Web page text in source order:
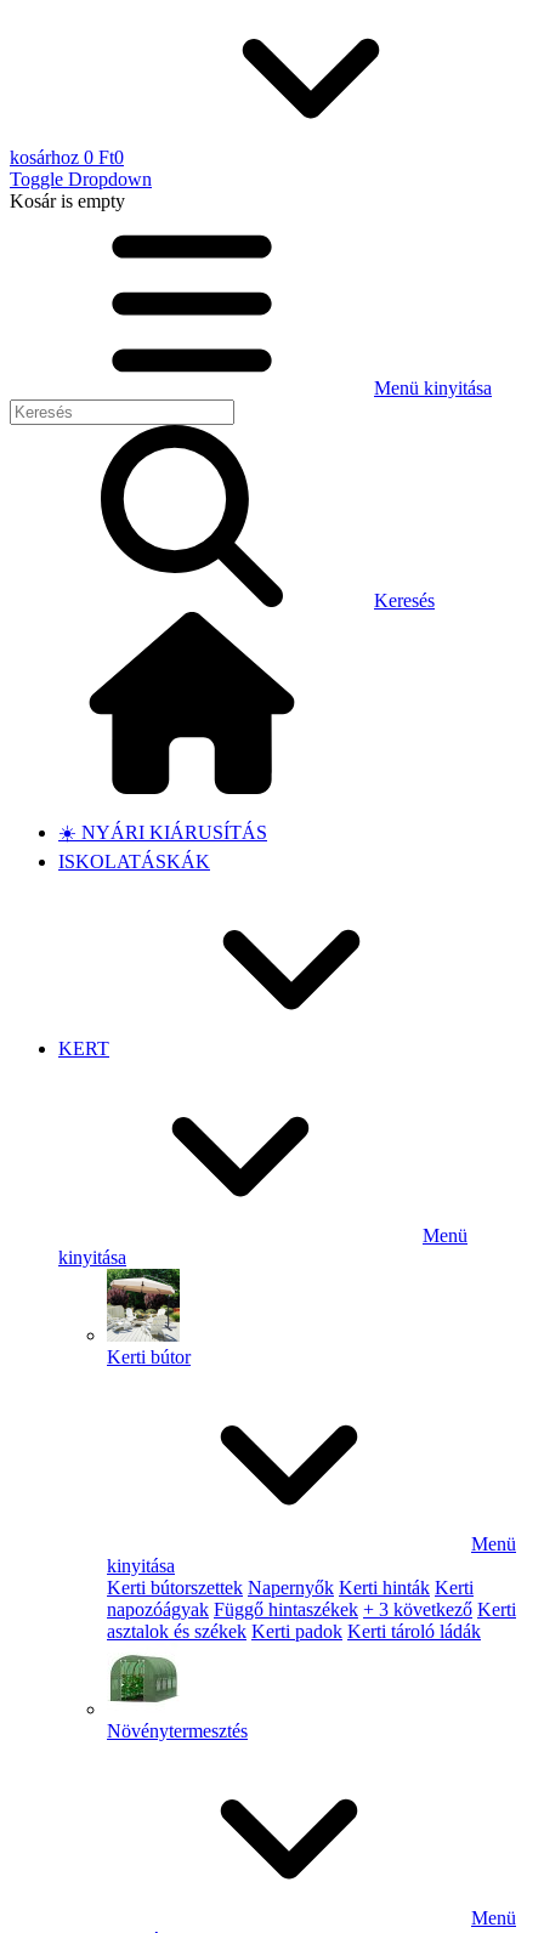
kosárhoz 0 Ft0
Toggle Dropdown
Kosáris empty
Menü kinyitása
Keresés
☀️ NYÁRI KIÁRUSÍTÁS
ISKOLATÁSKÁK
KERT
Menü
kinyitása
Kerti bútor
Menü
kinyitása
Kerti bútorszettek Napernyők Kerti hinták Kerti
napozóágyak Függő hintaszékek + 3 következő Kerti
asztalok és székek Kerti padok Kerti tároló ládák
Növénytermesztés
Menü